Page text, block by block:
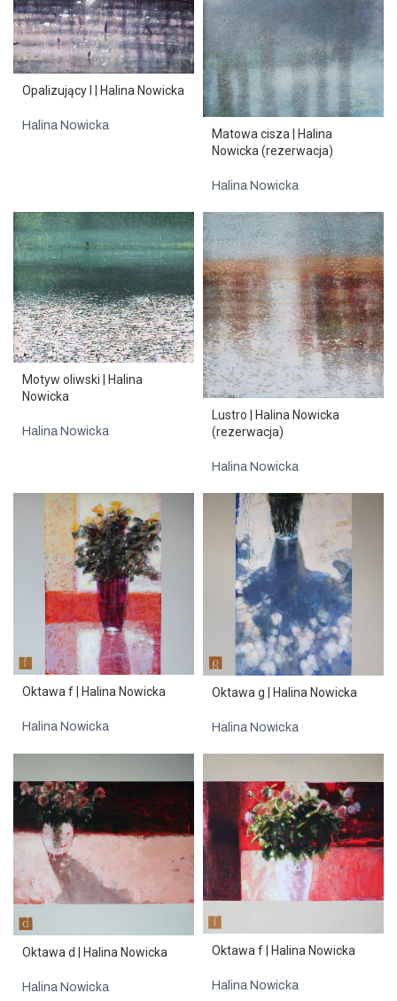
Opalizujący I | Halina Nowicka
Halina Nowicka
Matowa cisza | Halina
Nowicka (rezerwacja)
Halina Nowicka
Motyw oliwski | Halina
Nowicka
Halina Nowicka
Lustro | Halina Nowicka
(rezerwacja)
Halina Nowicka
Oktawa f | Halina Nowicka
Halina Nowicka
Oktawa g | Halina Nowicka
Halina Nowicka
Oktawa d | Halina Nowicka
Halina Nowicka
Oktawa f | Halina Nowicka
Halina Nowicka